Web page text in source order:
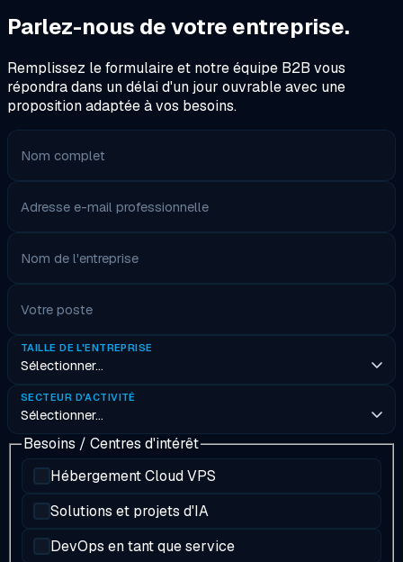
Parlez-nous de votre entreprise.
Remplissez le formulaire et notre équipe B2B vous
répondra dans un délai d'un jour ouvrable avec une
proposition adaptée à vos besoins.
Nom complet
Adresse e-mail professionnelle
Nom de l'entreprise
Votre poste
TAILLE DE L'ENTREPRISE
SECTEUR D'ACTIVITÉ
Besoins / Centres d'intérêt
Hébergement Cloud VPS
Solutions et projets d'IA
DevOps en tant que service